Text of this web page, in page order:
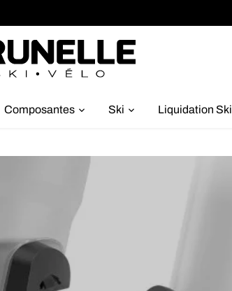
Composantes Ski Liquidation Ski